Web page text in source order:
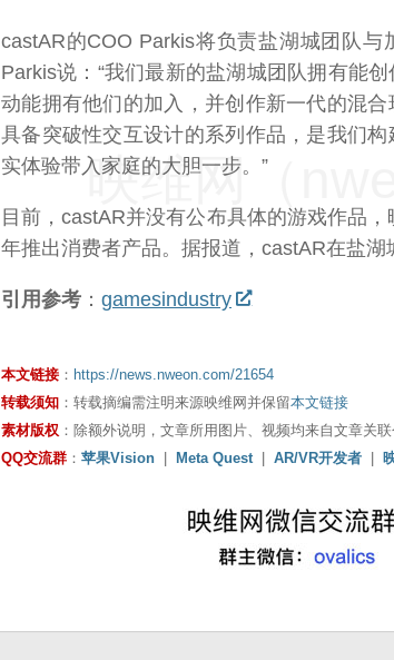
castAR的COO Parkis将负责盐湖城团队与
Parkis说：“我们最新的盐湖城团队拥有能
动能拥有他们的加入，并创作新一代的混
具备突破性交互设计的系列作品，是我们
实体验带入家庭的大胆一步。”
目前，castAR并没有公布具体的游戏作品
年推出消费者产品。据报道，castAR在盐湖
引用参考 ： gamesindustry
映维网（
本文链接 ： https://news.nweon.com/21654
转载须知 ：转载摘编需注明来源映维网并保留本文链接
素材版权 ：除额外说明，文章所用图片、视频均来自文章关
QQ交流群 ： 苹果Vision | Meta Quest | AR/VR开发者 |